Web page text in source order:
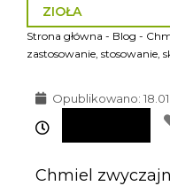
ZIOŁA
Strona główna - Blog -
zastosowanie, stosowanie,
Opublikowano:
Chmiel